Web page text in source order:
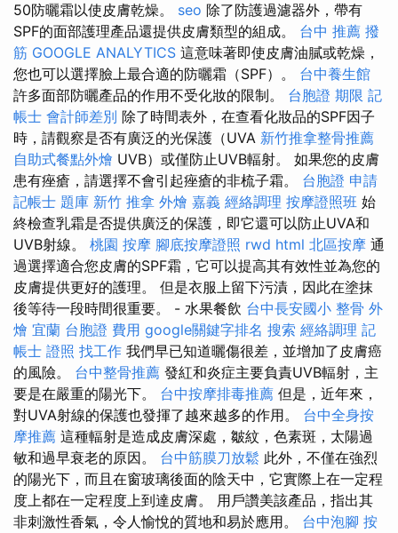
50防曬霜以使皮膚乾燥。 seo 除了防護過濾器外，帶有
SPF的面部護理產品還提供皮膚類型的組成。 台中 推薦 撥
筋 GOOGLE ANALYTICS 這意味著即使皮膚油膩或乾燥，
您也可以選擇臉上最合適的防曬霜（SPF）。 台中養生館
許多面部防曬產品的作用不受化妝的限制。 台胞證 期限 記
帳士 會計師差別 除了時間表外，在查看化妝品的SPF因子
時，請觀察是否有廣泛的光保護（UVA 新竹推拿整骨推薦
自助式餐點外燴 UVB）或僅防止UVB輻射。 如果您的皮膚
患有痤瘡，請選擇不會引起痤瘡的非梳子霜。 台胞證 申請
記帳士 題庫 新竹 推拿 外燴 嘉義 經絡調理 按摩證照班 始
終檢查乳霜是否提供廣泛的保護，即它還可以防止UVA和
UVB射線。 桃園 按摩 腳底按摩證照 rwd html 北區按摩 通
過選擇適合您皮膚的SPF霜，它可以提高其有效性並為您的
皮膚提供更好的護理。 但是衣服上留下污漬，因此在塗抹
後等待一段時間很重要。 - 水果餐飲 台中長安國小 整骨 外
燴 宜蘭 台胞證 費用 google關鍵字排名 搜索 經絡調理 記
帳士 證照 找工作 我們早已知道曬傷很差，並增加了皮膚癌
的風險。 台中整骨推薦 發紅和炎症主要負責UVB輻射，主
要是在嚴重的陽光下。 台中按摩排毒推薦 但是，近年來，
對UVA射線的保護也發揮了越來越多的作用。 台中全身按
摩推薦 這種輻射是造成皮膚深處，皺紋，色素斑，太陽過
敏和過早衰老的原因。 台中筋膜刀放鬆 此外，不僅在強烈
的陽光下，而且在窗玻璃後面的陰天中，它實際上在一定程
度上都在一定程度上到達皮膚。 用戶讚美該產品，指出其
非刺激性香氣，令人愉悅的質地和易於應用。 台中泡腳 按